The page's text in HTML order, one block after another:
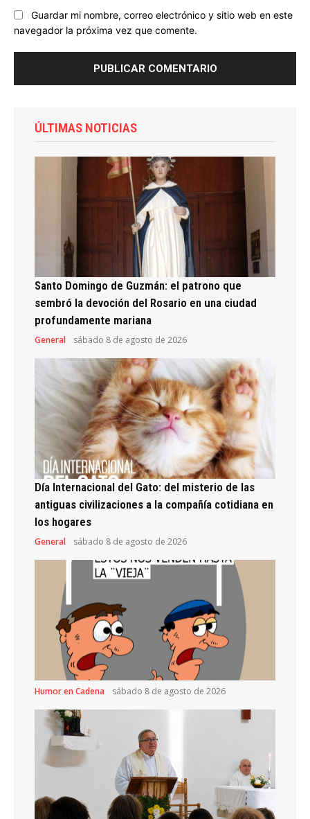
Guardar mi nombre, correo electrónico y sitio web en este
navegador la próxima vez que comente.
ÚLTIMAS NOTICIAS
Santo Domingo de Guzmán: el patrono que
sembró la devoción del Rosario en una ciudad
profundamente mariana
General sábado 8 de agosto de 2026
Día Internacional del Gato: del misterio de las
antiguas civilizaciones a la compañía cotidiana en
los hogares
General sábado 8 de agosto de 2026
Humor en Cadena sábado 8 de agosto de 2026